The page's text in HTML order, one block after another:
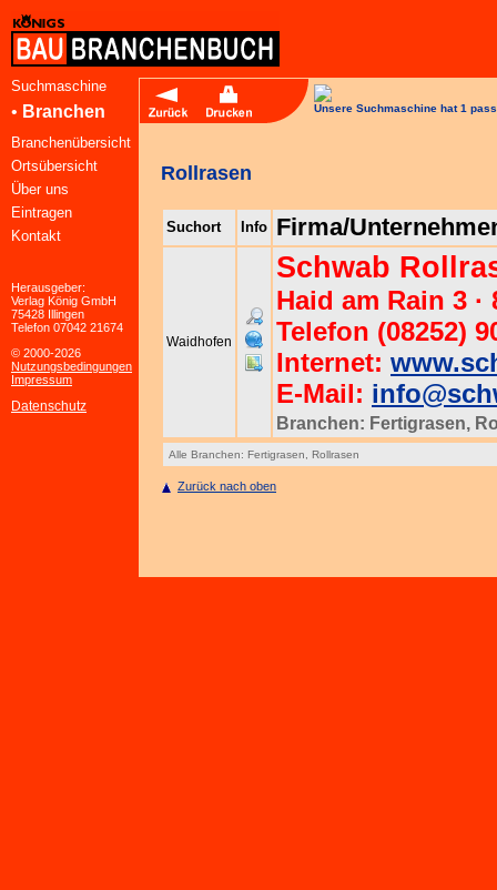
Suchmaschine
• Branchen
Branchenübersicht
Ortsübersicht
Über uns
Eintragen
Kontakt
Herausgeber:
Verlag König GmbH
75428 Illingen
Telefon 07042 21674
© 2000-2026
Nutzungsbedingungen
Impressum
Datenschutz
Unsere Suchmaschine hat 1
Rollrasen
Suchort Info Firma/
Waidhofen
Schwab
Haid am Rain 3
Telefon (08252)
Internet:
E-Mail:
Branchen: Fertigrasen,
Alle Branchen: Fertigrasen Rollrasen
Zurück nach oben